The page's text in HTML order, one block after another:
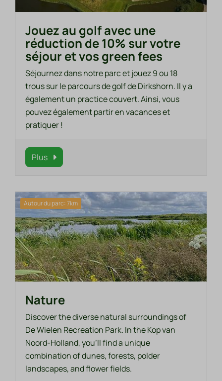
Jouez au golf avec une
réduction de 10% sur votre
séjour et vos green fees
Séjournez dans notre parc et jouez 9 ou 18
trous sur le parcours de golf de Dirkshorn. Il y a
également un practice couvert. Ainsi, vous
pouvez également partir en vacances et
pratiquer !
Plus
Autour du parc: 7km
Nature
Discover the diverse natural surroundings of
De Wielen Recreation Park. In the Kop van
Noord-Holland, you’ll find a unique
combination of dunes, forests, polder
landscapes, and flower fields.